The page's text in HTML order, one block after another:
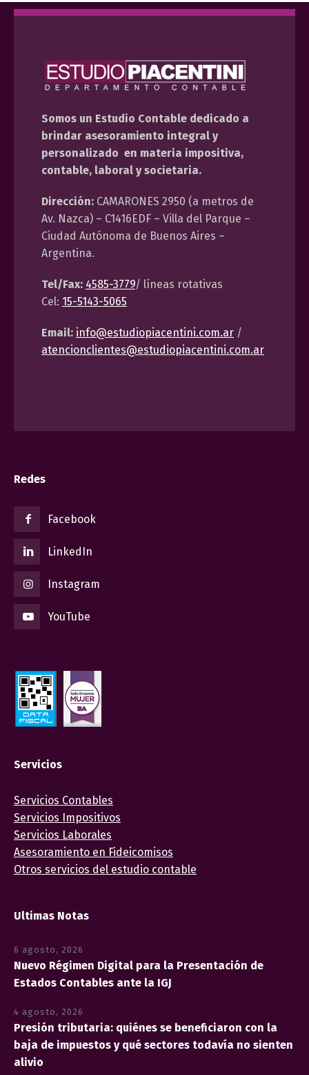
Somos un Estudio Contable dedicado a
brindar asesoramiento integral y
personalizado en materia impositiva,
contable, laboral y societaria.
Dirección: CAMARONES 2950 (a metros de
Av. Nazca) – C1416EDF – Villa del Parque –
Ciudad Autónoma de Buenos Aires –
Argentina.
Tel/Fax: 4585-3779/ líneas rotativas
Cel: 15-5143-5065
Email: info@estudiopiacentini.com.ar /
atencionclientes@estudiopiacentini.com.ar
Redes
Facebook
LinkedIn
Instagram
YouTube
Servicios
Servicios Contables
Servicios Impositivos
Servicios Laborales
Asesoramiento en Fideicomisos
Otros servicios del estudio contable
Ultimas Notas
6 agosto, 2026
Nuevo Régimen Digital para la Presentación de
Estados Contables ante la IGJ
4 agosto, 2026
Presión tributaria: quiénes se beneficiaron con la
baja de impuestos y qué sectores todavía no sienten
alivio